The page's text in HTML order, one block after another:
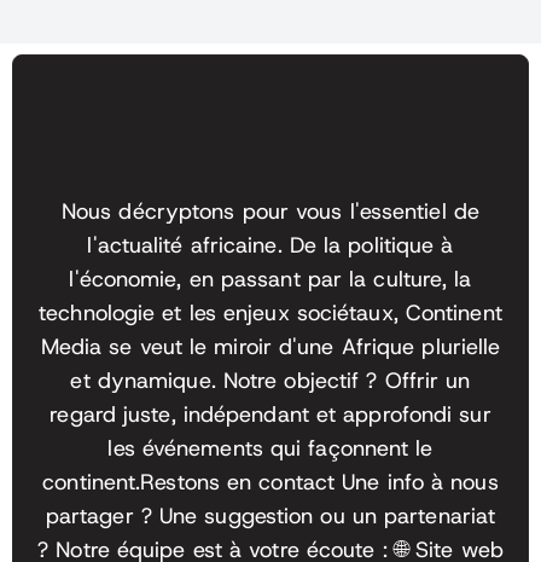
Nous décryptons pour vous l'essentiel de
l'actualité africaine. De la politique à
l'économie, en passant par la culture, la
technologie et les enjeux sociétaux, Continent
Media se veut le miroir d'une Afrique plurielle
et dynamique. Notre objectif ? Offrir un
regard juste, indépendant et approfondi sur
les événements qui façonnent le
continent.Restons en contact Une info à nous
partager ? Une suggestion ou un partenariat
? Notre équipe est à votre écoute :🌐 Site web